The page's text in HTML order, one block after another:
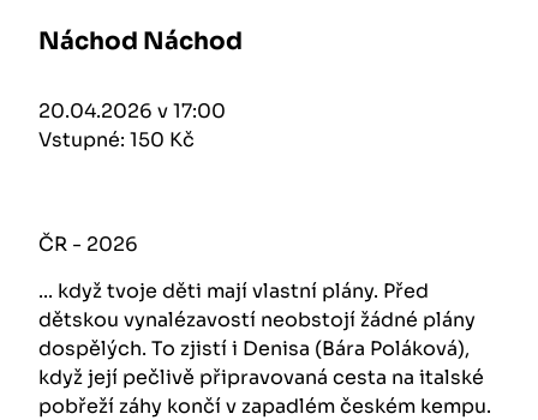
Náchod Náchod
20.04.2026 v 17:00
Vstupné: 150 Kč
ČR - 2026
... když tvoje děti mají vlastní plány. Před
dětskou vynalézavostí neobstojí žádné plány
dospělých. To zjistí i Denisa (Bára Poláková),
když její pečlivě připravovaná cesta na italské
pobřeží záhy končí v zapadlém českém kempu.